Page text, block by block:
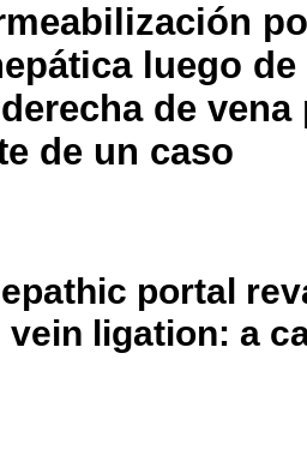
luego
de vena
de un caso
portal
vein ligation: a